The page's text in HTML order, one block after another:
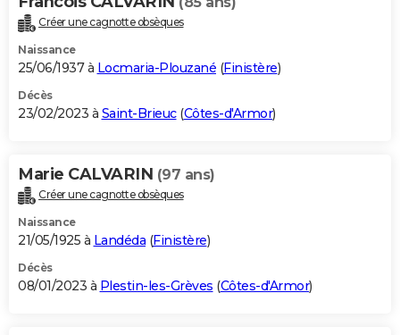
Créer une cagnotte obsèques
Naissance
25/06/1937 à Locmaria-Plouzané (Finistère)
Décès
23/02/2023 à Saint-Brieuc(Côtes-d'Armor)
Marie CALVARIN (97 ans)
Créer une cagnotte obsèques
Naissance
21/05/1925 à Landéda (Finistère)
Décès
08/01/2023 à Plestin-les-Grèves (Côtes-d'Armor)